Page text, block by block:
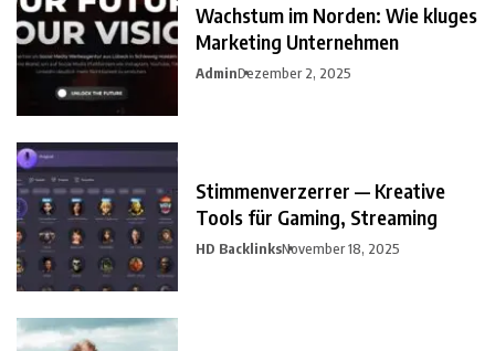
Wachstum im Norden: Wie kluges
Marketing Unternehmen
AdminDezember 2, 2025
Stimmenverzerrer — Kreative
Tools für Gaming, Streaming
HD BacklinksNovember 18, 2025